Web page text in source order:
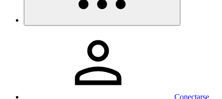
Conectarse